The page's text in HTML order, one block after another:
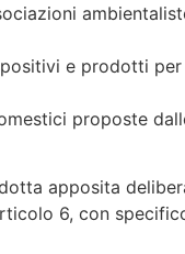
e prodotti
proposte
apposita
6, con